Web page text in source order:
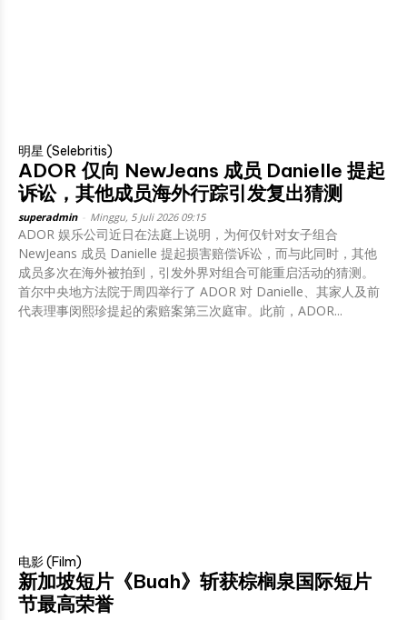
明星 (Selebritis)
ADOR 仅向 NewJeans 成员 Danielle 提起
诉讼，其他成员海外行踪引发复出猜测
superadmin Minggu, 5 Juli 2026 09:15
ADOR 娱乐公司近日在法庭上说明，为何仅针对女子组合
NewJeans 成员 Danielle 提起损害赔偿诉讼，而与此同时，其他
成员多次在海外被拍到，引发外界对组合可能重启活动的猜测。
首尔中央地方法院于周四举行了 ADOR 对 Danielle、其家人及前
代表理事闵熙珍提起的索赔案第三次庭审。此前，ADOR...
电影 (Film)
新加坡短片《Buah》斩获棕榈泉国际短片
节最高荣誉